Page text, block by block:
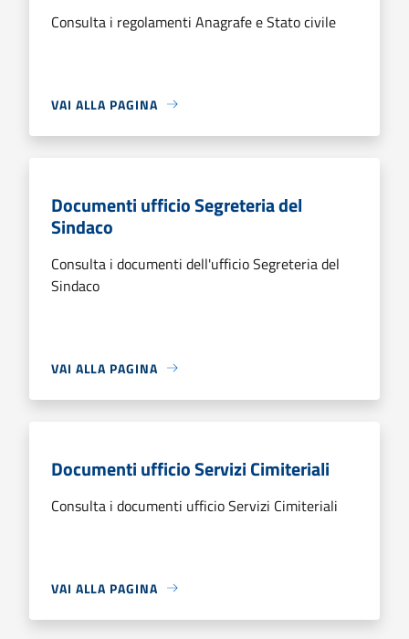
Consulta i regolamenti Anagrafe e Stato civile
VAI ALLA PAGINA
Documenti ufficio Segreteria del
Sindaco
Consulta i documenti dell'ufficio Segreteria del
Sindaco
VAI ALLA PAGINA
Documenti ufficio Servizi Cimiteriali
Consulta i documenti ufficio Servizi Cimiteriali
VAI ALLA PAGINA